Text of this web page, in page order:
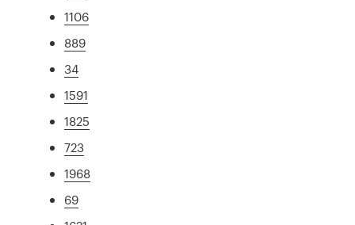
1106
889
34
1591
1825
723
1968
69